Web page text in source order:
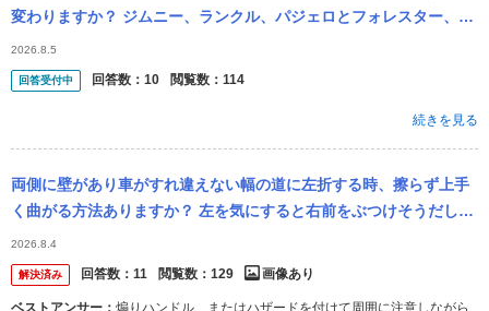
変わりますか？ ジムニー、ランクル、パジェロとフォレスター、R
AV4、エクストレイル、アウトランダーなど。
2026.8.5
回答受付中 回答数： 10 閲覧数： 114
続きを見る
両側に壁があり車がすれ違えない幅の道に左折する時、擦らず上手
く曲がる方法ありますか？ 左を気にすると右前をぶつけそうだし、
右を気にすると左後ろドア付近を擦りそうで。 実際に最近、2年ほ
ど通ったそ...
2026.8.4
解決済み 回答数： 11 閲覧数： 129 画像あり
ベストアンサー： 煽りハンドル、またはハザードを付けて周囲に注意しながら